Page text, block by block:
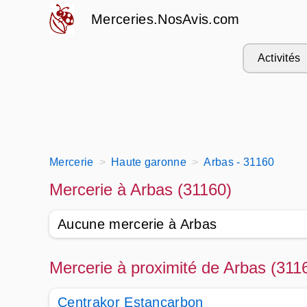
Merceries.NosAvis.com
Activités
Mercerie Haute garonne Arbas - 31160
Mercerie à Arbas (31160)
Aucune mercerie à Arbas
Mercerie à proximité de Arbas
Centrakor Estancarbon